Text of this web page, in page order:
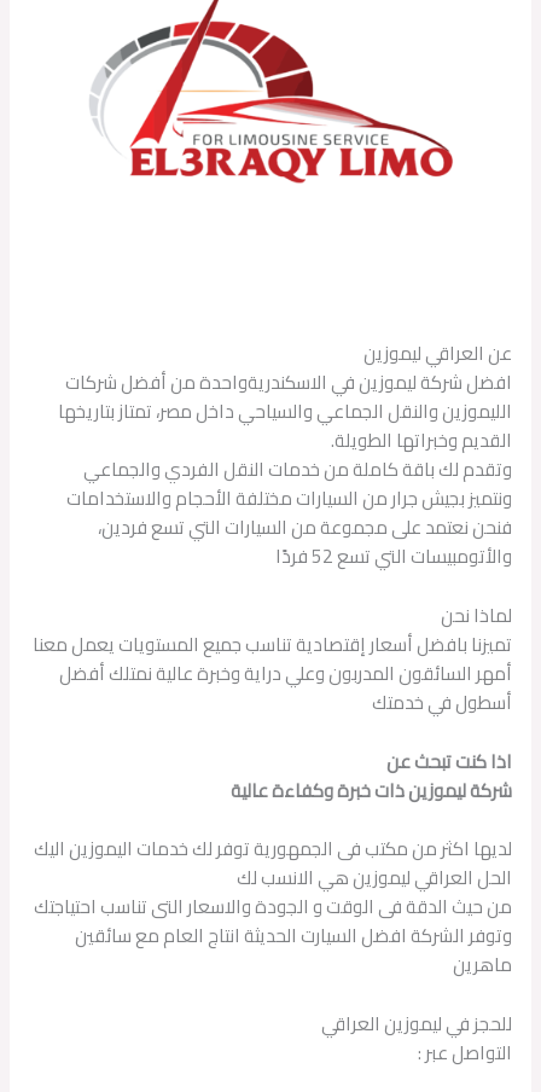
عن العراقي ليموزين
افضل شركة ليموزين في الاسكندريةواحدة من أفضل شركات
الليموزين والنقل الجماعي والسياحي داخل مصر، تمتاز بتاريخها
القديم وخبراتها الطويلة.
وتقدم لك باقة كاملة من خدمات النقل الفردي والجماعي
ونتميز بجيش جرار من السيارات مختلفة الأحجام والاستخدامات
فنحن نعتمد على مجموعة من السيارات التي تسع فردين،
والأتومبيسات التي تسع 52 فردًا
لماذا نحن
تميزنا بافضل أسعار إقتصادية تناسب جميع المستويات يعمل معنا
أمهر السائقون المدربون وعلي دراية وخبرة عالية نمتلك أفضل
أسطول في خدمتك
اذا كنت تبحث عن
شركة ليموزين ذات خبرة وكفاءة عالية
لديها اكثر من مكتب فى الجمهورية توفر لك خدمات اليموزين اليك
الحل العراقي ليموزين هي الانسب لك
من حيث الدقة فى الوقت و الجودة والاسعار التى تناسب احتياجتك
وتوفر الشركة افضل السيارت الحديثة انتاج العام مع سائقين
ماهرين
للحجز في ليموزين العراقي
التواصل عبر :